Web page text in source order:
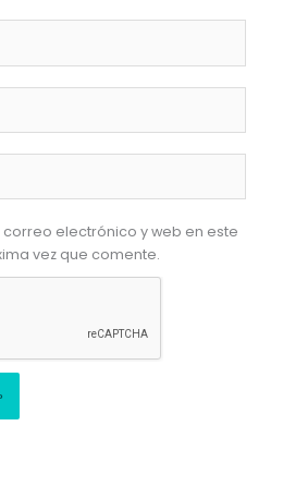
electrónico y web en este
vez que comente.